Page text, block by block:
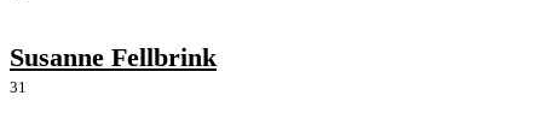
Susanne Fellbrink
31